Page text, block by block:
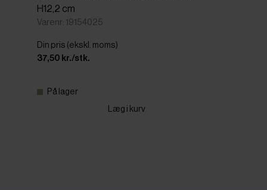
H12,2 cm
Varenr: 19154025
Din pris (ekskl. moms)
37,50 kr./stk.
På lager
Læg i kurv